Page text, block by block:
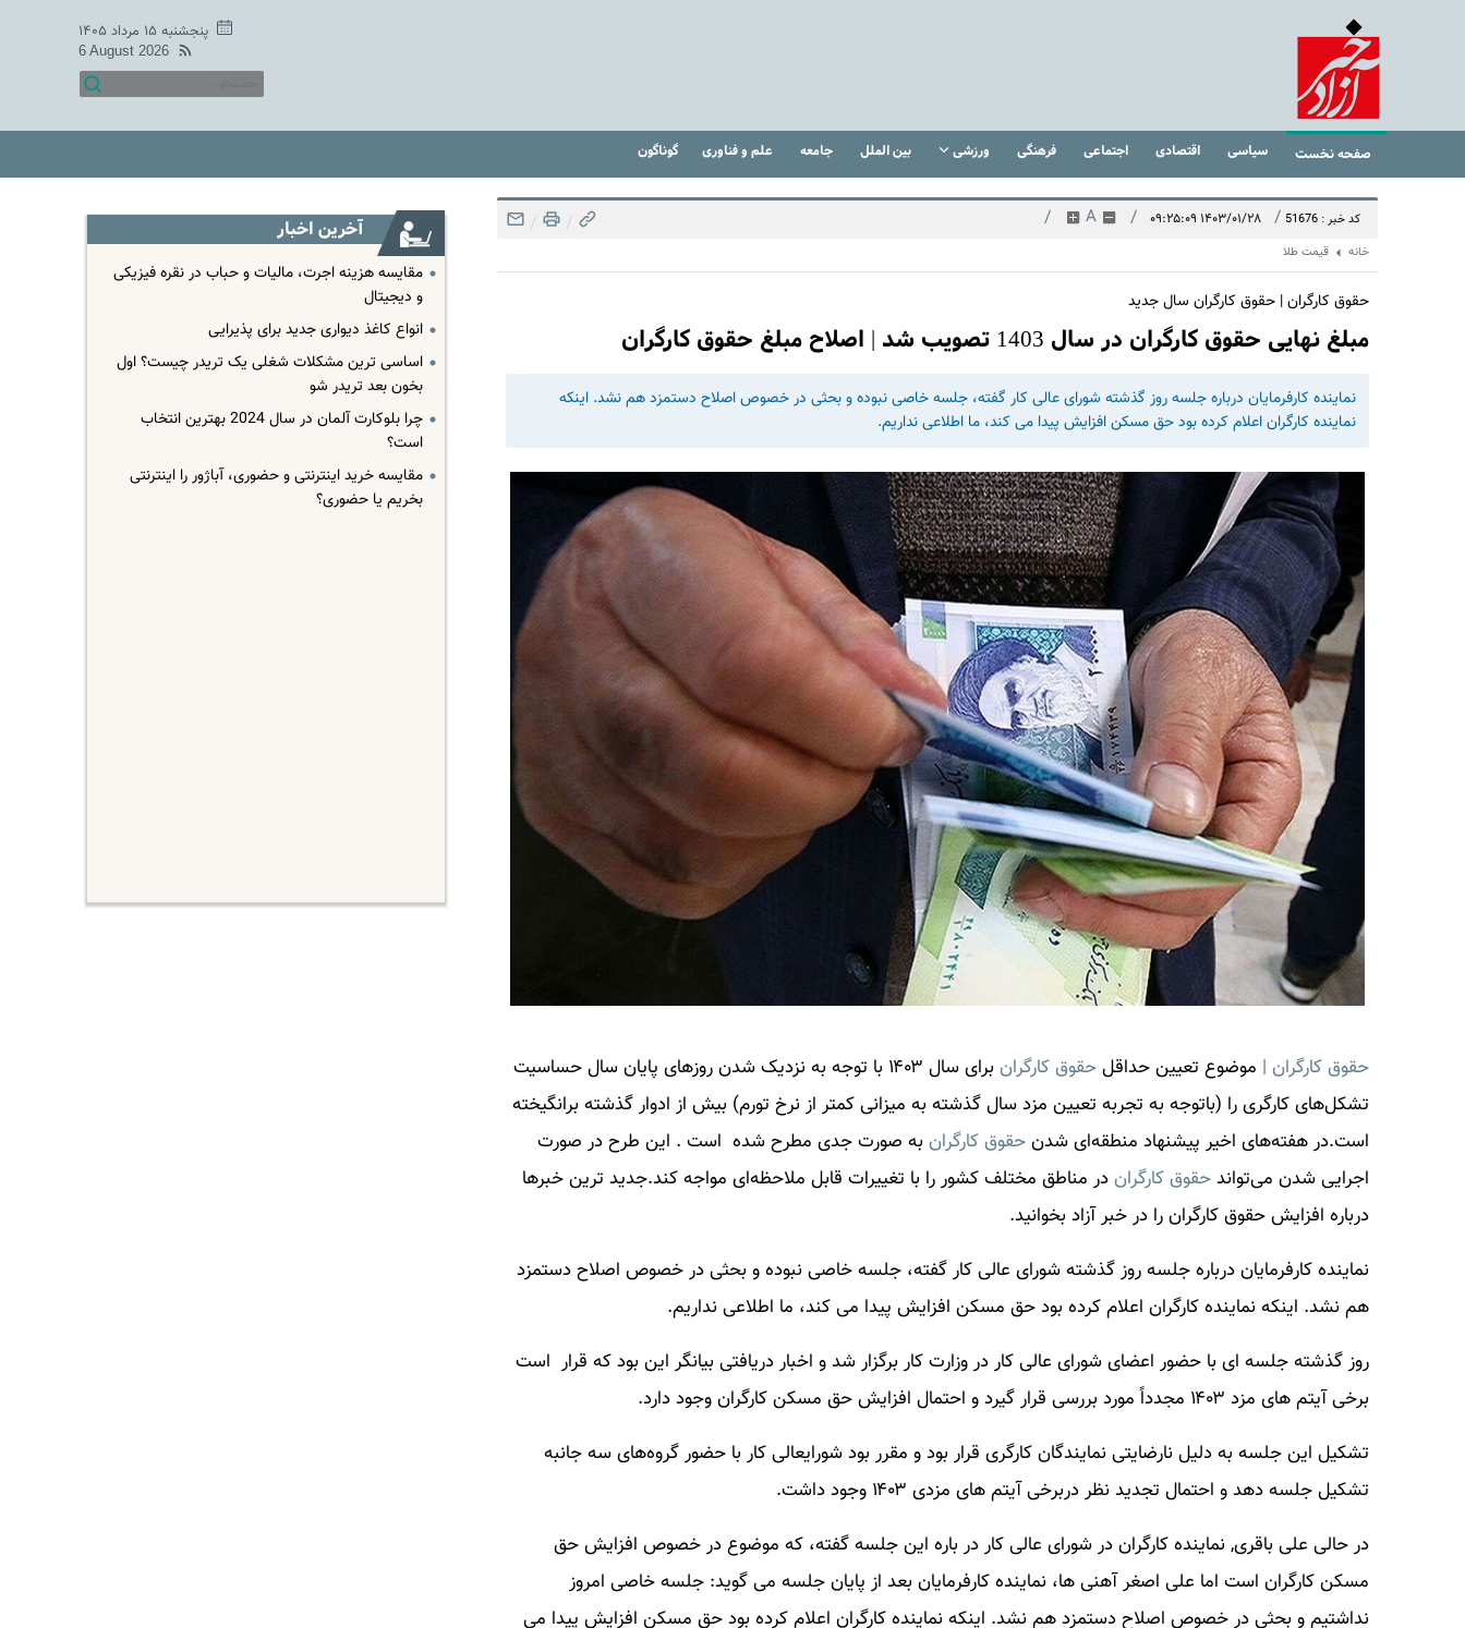
پنجشنبه ۱۵ مرداد ۱۴۰۵
6 August 2026
صفحه نخست سیاسی اقتصادی اجتماعی فرهنگی ورزشی بین الملل جامعه علم و فناوری گوناگون
کد خبر : 51676 / ۱۴۰۳/۰۱/۲۸ ۰۹:۲۵:۰۹ /
A
/
/
/
خانه قیمت طلا
حقوق کارگران | حقوق کارگران سال جدید
مبلغ نهایی حقوق کارگران در سال 1403 تصویب شد | اصلاح مبلغ حقوق کارگران
نماینده کارفرمایان درباره جلسه روز گذشته شورای عالی کار گفته، جلسه خاصی نبوده و بحثی در خصوص اصلاح دستمزد هم نشد. اینکه
نماینده کارگران اعلام کرده بود حق مسکن افزایش پیدا می کند، ما اطلاعی نداریم.
حقوق کارگران | موضوع تعیین حداقلحقوق کارگران
برای سال ۱۴۰۳ با توجه به نزدیک شدن روزهای پایان سال حساسیت
تشکل‌های کارگری را (باتوجه به تجربه تعیین مزد سال گذشته به میزانی کمتر از نرخ تورم) بیش از ادوار گذشته برانگیخته
است.در هفته‌های اخیر پیشنهاد منطقه‌ای شدنحقوق کارگران به صورت جدی مطرح شده است . این طرح در صورت
اجرایی شدن می‌تواندحقوق کارگراندر مناطق مختلف کشور را با تغییرات قابل ملاحظه‌ای مواجه کند.جدید ترین خبرها
درباره افزایشحقوق کارگرانرا در خبر آزاد بخوانید.
نماینده کارفرمایان درباره جلسه روز گذشته شورای عالی کار گفته، جلسه خاصی نبوده و بحثی در خصوص اصلاح دستمزد
هم نشد. اینکه نماینده کارگران اعلام کرده بود حق مسکن افزایش پیدا می کند، ما اطلاعی نداریم.
روز گذشته جلسه ای با حضور اعضای شورای عالی کار در وزارت کار برگزار شد و اخبار دریافتی بیانگر این بود که قرار است
برخی آیتم های مزد ۱۴۰۳ مجدداً‌ مورد بررسی قرار گیرد و احتمال افزایش حق مسکن کارگران وجود دارد.
تشکیل این جلسه به دلیل نارضایتی نمایندگان کارگری قرار بود و مقرر بود شورایعالی کار با حضور گروه‌های سه جانبه
تشکیل جلسه دهد و احتمال تجدید نظر دربرخی آیتم های مزدی ۱۴۰۳ وجود داشت.
در حالی علی باقری, نماینده کارگران در شورای عالی کار در باره این جلسه گفته، که موضوع در خصوص افزایش حق
مسکن کارگران است اما علی اصغر آهنی ها، نماینده کارفرمایان بعد از پایان جلسه می گوید: جلسه خاصی امروز
نداشتیم و بحثی در خصوص اصلاح دستمزد هم نشد. اینکه نماینده کارگران اعلام کرده بود حق مسکن افزایش پیدا می
آخرین اخبار
مقایسه هزینه اجرت، مالیات و حباب در نقره فیزیکی
و دیجیتال
انواع کاغذ دیواری جدید برای پذیرایی
اساسی ترین مشکلات شغلی یک تریدر چیست؟ اول
بخون بعد تریدر شو
چرا بلوکارت آلمان در سال 2024 بهترین انتخاب
است؟
مقایسه خرید اینترنتی و حضوری، آباژور را اینترنتی
بخریم یا حضوری؟